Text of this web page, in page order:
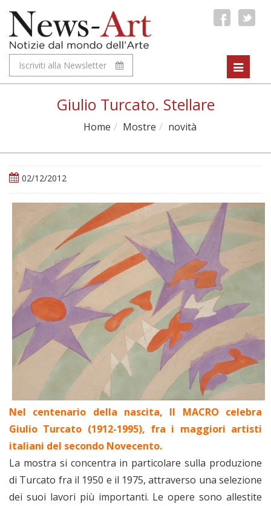
Iscriviti alla Newsletter
Toggle
Giulio Turcato. Stellare
Home Mostre novità
02/12/2012
Nel centenario della nascita, Il MACRO celebra
Giulio Turcato (1912-1995), fra i maggiori artisti
italiani del secondo Novecento.
La mostra si concentra in particolare sulla produzione
di Turcato fra il 1950 e il 1975, attraverso una selezione
dei suoi lavori più importanti. Le opere sono allestite